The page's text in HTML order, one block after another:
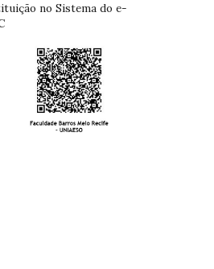
no Sistema do e-